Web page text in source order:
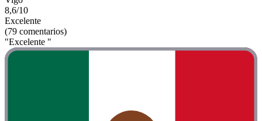
8,6/10
Excelente
(79 comentarios)
"Excelente "